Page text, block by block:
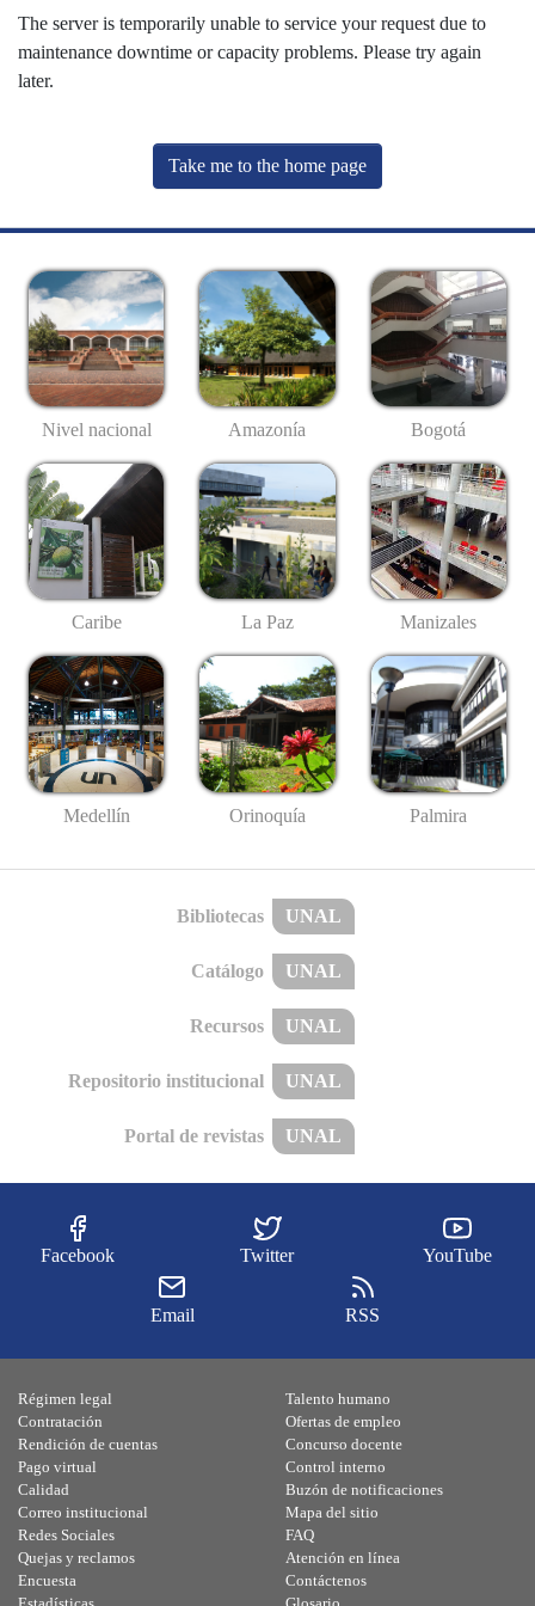
The server is temporarily unable to service your request due to
maintenance downtime or capacity problems. Please try again
later.
Take me to the home page
Nivel nacional Amazonía Bogotá
Caribe La Paz Manizales
Medellín Orinoquía Palmira
Bibliotecas UNAL
Catálogo UNAL
Recursos UNAL
Repositorio institucional UNAL
Portal de revistas UNAL
Facebook Twitter YouTube
Email RSS
Régimen legal
Contratación
Rendición de cuentas
Pago virtual
Calidad
Talento humano
Ofertas de empleo
Concurso docente
Control interno
Buzón de notificaciones
Correo institucional
Redes Sociales
Quejas y reclamos
Encuesta
Mapa del sitio
FAQ
Atención en línea
Contáctenos